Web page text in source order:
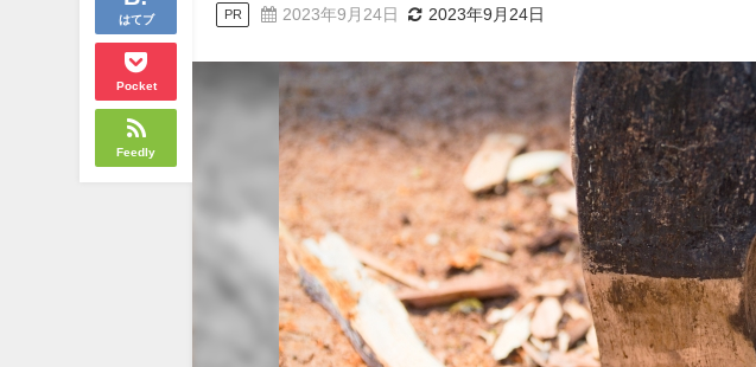
はてブ
Pocket
Feedly
PR 2023年9月24日 2023年9月24日